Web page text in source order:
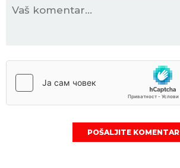
POŠALJITE KOMENTAR